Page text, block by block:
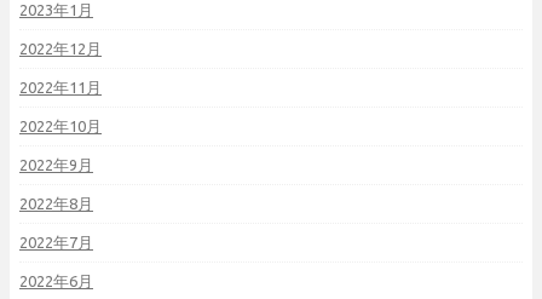
2023年1月
2022年12月
2022年11月
2022年10月
2022年9月
2022年8月
2022年7月
2022年6月